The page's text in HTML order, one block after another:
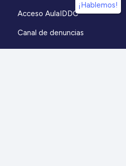
Acceso AulaIDDC
Canal de denuncias
¡Hablemos!